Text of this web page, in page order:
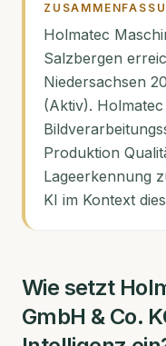
Holmatec
Salzbergen
Niedersachsen
(Aktiv).
Produktion
Lageerkennung
KI im Kontext
Wie setzt
GmbH & Co.